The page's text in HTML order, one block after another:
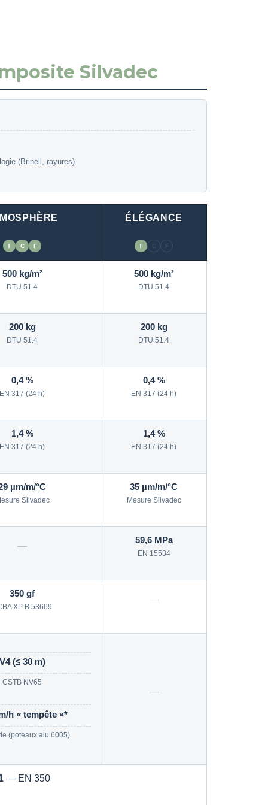
Silvadec
(Brinell, rayures).
T C F
ÉLÉGANCE
T C F
500 kg/m²
DTU 51.4
500 kg/m²
DTU 51.4
200 kg
DTU 51.4
200 kg
DTU 51.4
0,4 %
EN 317 (24 h)
0,4 %
EN 317 (24 h)
1,4 %
EN 317 (24 h)
1,4 %
EN 317 (24 h)
µm/m/°C
Silvadec
35 µm/m/°C
Mesure Silvadec
—
59,6 MPa
EN 15534
350 gf
XP B 53669
—
(≤ 30 m)
CSTB NV65
h « tempête »*
(poteaux alu 6005)
—
— EN 350